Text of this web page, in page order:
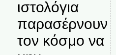
ιστολόγια
παρασέρνουν
τον κόσμο να